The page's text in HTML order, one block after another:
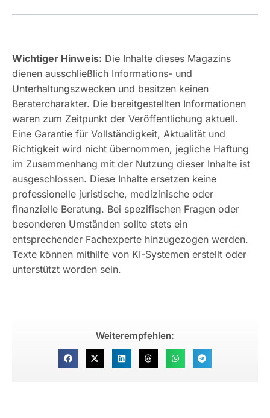
Wichtiger Hinweis: Die Inhalte dieses Magazins
dienen ausschließlich Informations- und
Unterhaltungszwecken und besitzen keinen
Beratercharakter. Die bereitgestellten Informationen
waren zum Zeitpunkt der Veröffentlichung aktuell.
Eine Garantie für Vollständigkeit, Aktualität und
Richtigkeit wird nicht übernommen, jegliche Haftung
im Zusammenhang mit der Nutzung dieser Inhalte ist
ausgeschlossen. Diese Inhalte ersetzen keine
professionelle juristische, medizinische oder
finanzielle Beratung. Bei spezifischen Fragen oder
besonderen Umständen sollte stets ein
entsprechender Fachexperte hinzugezogen werden.
Texte können mithilfe von KI-Systemen erstellt oder
unterstützt worden sein.
Weiterempfehlen: